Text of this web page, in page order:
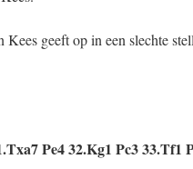
geeft op in een slechte
Pe4 32.Kg1 Pc3 33.Tf1